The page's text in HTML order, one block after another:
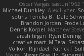
Oscar Vargas sastun1962
Michael Dunkley Alex Hyner
sotiris Teneka B. Dale
Brandon Jordan Frode
Dennis Korpel Matthew
arash tirgari Ryan Dening
creative mart M Tera
Volkor Rijndael Patrick T